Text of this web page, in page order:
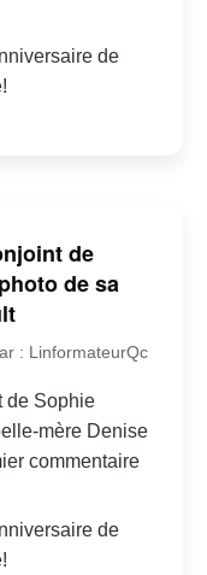
de
de
de sa
: LinformateurQc
de Sophie
mère Denise
commentaire
de